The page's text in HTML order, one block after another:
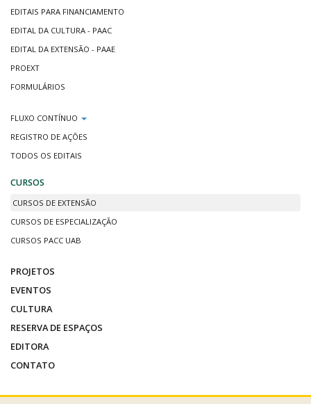
EDITAIS PARA FINANCIAMENTO
EDITAL DA CULTURA - PAAC
EDITAL DA EXTENSÃO - PAAE
PROEXT
FORMULÁRIOS
FLUXO CONTÍNUO
REGISTRO DE AÇÕES
TODOS OS EDITAIS
CURSOS
CURSOS DE EXTENSÃO
CURSOS DE ESPECIALIZAÇÃO
CURSOS PACC UAB
PROJETOS
EVENTOS
CULTURA
RESERVA DE ESPAÇOS
EDITORA
CONTATO